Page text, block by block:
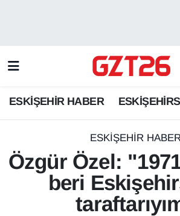
ESKİŞEHİR HABER
ESKİŞEHİR
Özgür Özel:
beri
ESKİŞEHİRSPOR
GÜNDEM
Odunpazarı Trafik Yoğunluk
Süper Lig Puan Durumu ve
Tüm Manşetler
Son Dakika Haberleri
Haber Arşivi